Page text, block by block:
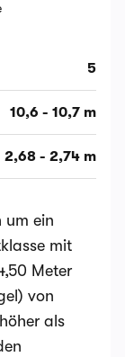
5
10,6 - 10,7 m
2,68 - 2,74 m
um ein
mit
Meter
von
als